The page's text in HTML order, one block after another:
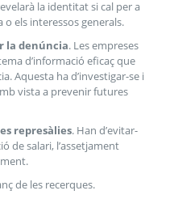
la identitat si cal per a
els interessos generals.
la denúncia. Les empreses
d’informació eficaç que
Aquesta ha d’investigar-se i
vista a prevenir futures
represàlies. Han d’evitar-
de salari, l’assetjament
de les recerques.